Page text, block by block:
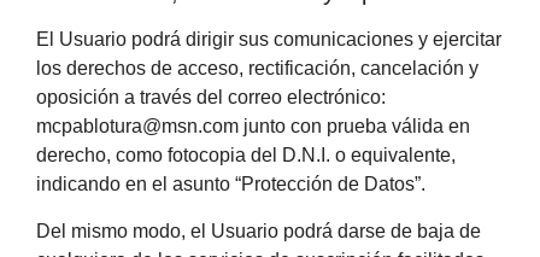
El Usuario podrá dirigir sus comunicaciones y ejercitar
los derechos de acceso, rectificación, cancelación y
oposición a través del correo electrónico:
mcpablotura@msn.com junto con prueba válida en
derecho, como fotocopia del D.N.I. o equivalente,
indicando en el asunto “Protección de Datos”.
Del mismo modo, el Usuario podrá darse de baja de